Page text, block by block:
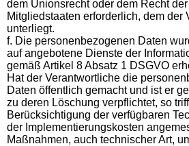
dem Unionsrecht oder dem Recht der
Mitgliedstaaten erforderlich, dem der
unterliegt.
f. Die personenbezogenen Daten
auf angebotene Dienste der
gemäß Artikel 8 Absatz 1 DSGVO
Hat der Verantwortliche die
Daten öffentlich gemacht und ist er
zu deren Löschung verpflichtet, so
Berücksichtigung der verfügbaren
der Implementierungskosten
Maßnahmen, auch technischer Art,